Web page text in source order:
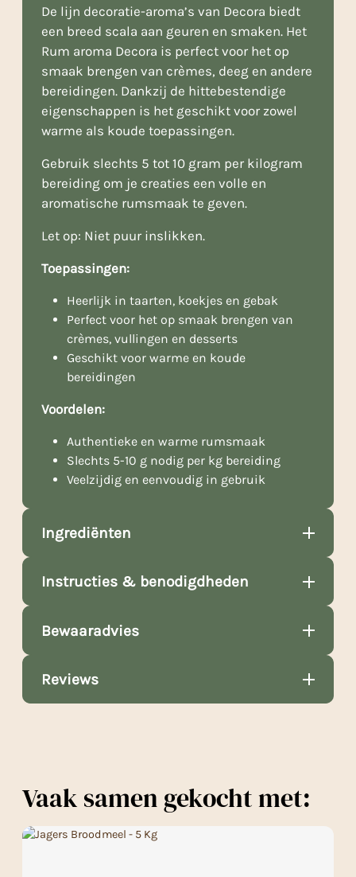
De lijn decoratie-aroma’s van Decora biedt
een breed scala aan geuren en smaken. Het
Rum aroma Decora is perfect voor het op
smaak brengen van crèmes, deeg en andere
bereidingen. Dankzij de hittebestendige
eigenschappen is het geschikt voor zowel
warme als koude toepassingen.
Gebruik slechts 5 tot 10 gram per kilogram
bereiding om je creaties een volle en
aromatische rumsmaak te geven.
Let op: Niet puur inslikken.
Toepassingen:
Heerlijk in taarten, koekjes en gebak
Perfect voor het op smaak brengen van
crèmes, vullingen en desserts
Geschikt voor warme en koude
bereidingen
Voordelen:
Authentieke en warme rumsmaak
Slechts 5-10 g nodig per kg bereiding
Veelzijdig en eenvoudig in gebruik
Ingrediënten
Instructies & benodigdheden
Bewaaradvies
Reviews
Vaak samen gekocht met: